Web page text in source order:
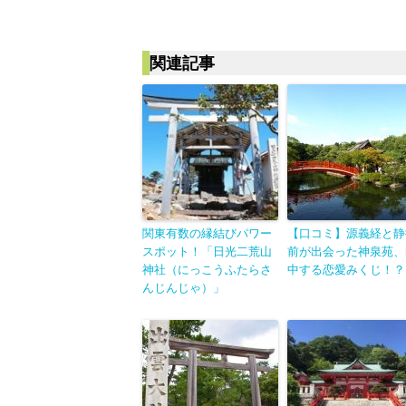
関連記事
関東有数の縁結びパワー
スポット！「日光二荒山
神社（にっこうふたらさ
んじんじゃ）」
【口コミ】源義経と
前が出会った神泉苑
中する恋愛みくじ！？